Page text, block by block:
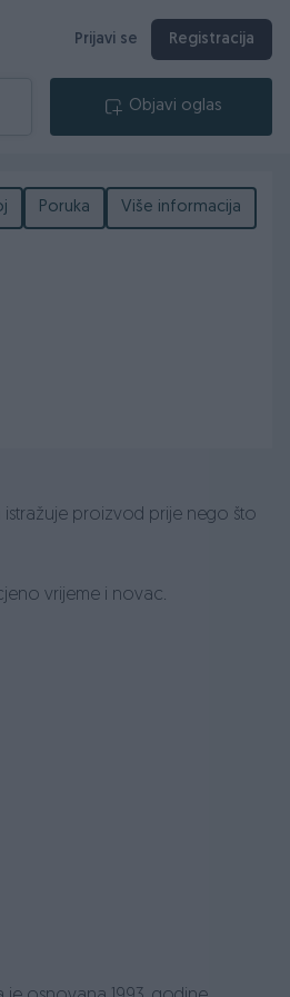
Prijavi se Registracija
Objavi oglas
Poruka Više informacija
proizvod prije nego što
vrijeme i novac.